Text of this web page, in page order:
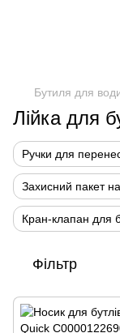
Бутиля для
Лійка для
Ручки для
Захисний пакет
Кран-клапан для
Фільтр